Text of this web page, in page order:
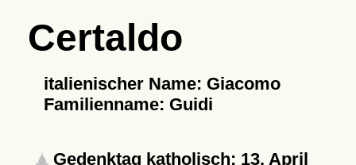
Certaldo
italienischer Name: Giacomo
Familienname: Guidi
Gedenktag katholisch: 13. April